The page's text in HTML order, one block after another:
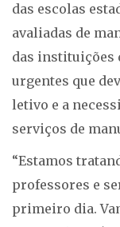
das escolas
avaliadas de
das instituições
urgentes que
letivo e a
serviços de
“Estamos
professores e
primeiro dia.